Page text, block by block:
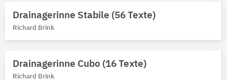
Drainagerinne Stabile (56 Texte)
Richard Brink
Drainagerinne Cubo (16 Texte)
Richard Brink